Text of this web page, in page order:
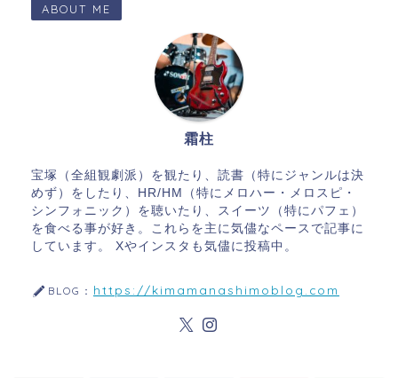
ABOUT ME
霜柱
宝塚（全組観劇派）を観たり、読書（特にジャンルは決
めず）をしたり、HR/HM（特にメロハー・メロスピ・
シンフォニック）を聴いたり、スイーツ（特にパフェ）
を食べる事が好き。これらを主に気儘なペースで記事に
しています。 Xやインスタも気儘に投稿中。
BLOG： https://kimamanashimoblog.com